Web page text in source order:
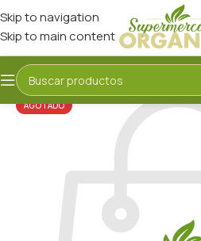
Skip to navigation
Skip to main content
AGOTADO